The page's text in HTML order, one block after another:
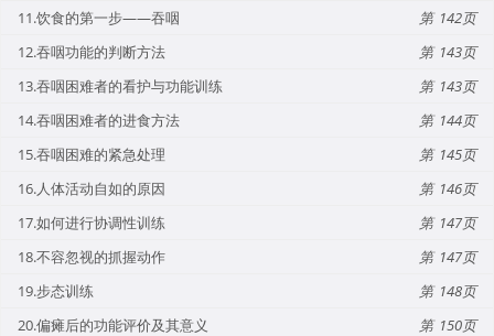
11.饮食的第一步——吞咽
142
12.吞咽功能的判断方法
143
13.吞咽困难者的看护与功能训练
143
14.吞咽困难者的进食方法
144
15.吞咽困难的紧急处理
145
16.人体活动自如的原因
146
17.如何进行协调性训练
147
18.不容忽视的抓握动作
147
19.步态训练
148
20.偏瘫后的功能评价及其意义
150